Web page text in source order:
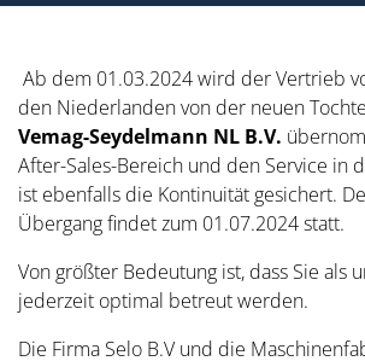
Ab dem 01.03.2024 wird der Vertrieb
den Niederlanden von der neuen
Vemag-Seydelmann NL B.V.
After-Sales-Bereich und den Service in
ist ebenfalls die Kontinuität gesichert.
Übergang findet zum 01.07.2024 statt.
Von größter Bedeutung ist, dass Sie als
jederzeit optimal betreut werden.
Die Firma Selo B.V und die